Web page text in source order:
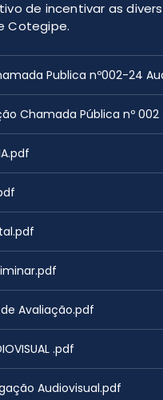
de incentivar as
Cotegipe.
Publica nº002-24
Chamada Pública nº 002
Avaliação.pdf
.pdf
Audiovisual.pdf